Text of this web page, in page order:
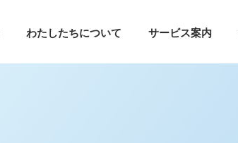
わたしたちについて サービス案内